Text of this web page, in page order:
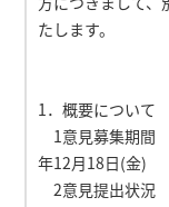
たします。
1．概要について
1意見募集期間
年12月18日(金)
2意見提出状